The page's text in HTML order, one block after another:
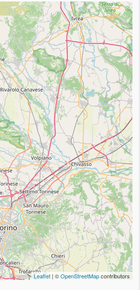
Leaflet | ©OpenStreetMapcontributors